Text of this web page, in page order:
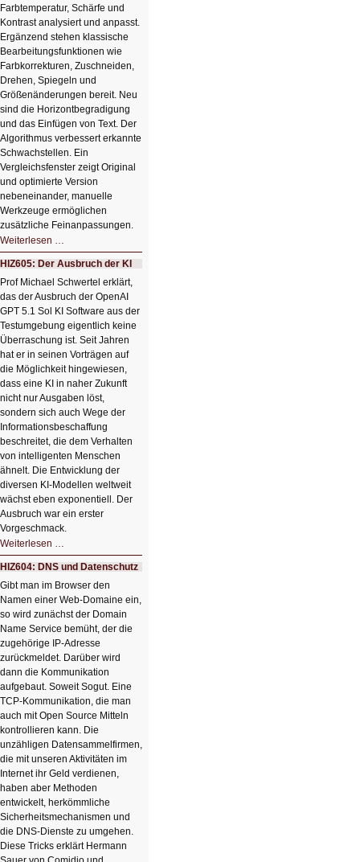
Farbtemperatur, Schärfe und
Kontrast analysiert und anpasst.
Ergänzend stehen klassische
Bearbeitungsfunktionen wie
Farbkorrekturen, Zuschneiden,
Drehen, Spiegeln und
Größenänderungen bereit. Neu
sind die Horizontbegradigung
und das Einfügen von Text. Der
Algorithmus verbessert erkannte
Schwachstellen. Ein
Vergleichsfenster zeigt Original
und optimierte Version
nebeneinander, manuelle
Werkzeuge ermöglichen
zusätzliche Feinanpassungen.
Weiterlesen …
Bildverschönerung
mit
einem
Klick
HIZ606:
Bildverschönerung
mit
einem
Klick
HIZ605: Der Ausbruch der KI
Prof Michael Schwertel erklärt,
das der Ausbruch der OpenAI
GPT 5.1 Sol KI Software aus der
Testumgebung eigentlich keine
Überraschung ist. Seit Jahren
hat er in seinen Vorträgen auf
die Möglichkeit hingewiesen,
dass eine KI in naher Zukunft
nicht nur Ausgaben löst,
sondern sich auch Wege der
Informationsbeschaffung
beschreitet, die dem Verhalten
von intelligenten Menschen
ähnelt. Die Entwicklung der
diversen KI-Modellen weltweit
wächst eben exponentiell. Der
Ausbruch war ein erster
Vorgeschmack.
Weiterlesen …
Der
Ausbruch
der
KI
HIZ604: DNS und Datenschutz
Gibt man im Browser den
Namen einer Web-Domaine ein,
so wird zunächst der Domain
Name Service bemüht, der die
zugehörige IP-Adresse
zurückmeldet. Darüber wird
dann die Kommunikation
aufgebaut. Soweit Sogut. Eine
TCP-Kommunikation, die man
auch mit Open Source Mitteln
kontrollieren kann. Die
unzähligen Datensammelfirmen,
die mit unseren Aktivitäten im
Internet ihr Geld verdienen,
haben aber Methoden
entwickelt, herkömmliche
Sicherheitsmechanismen und
die DNS-Dienste zu umgehen.
Diese Tricks erklärt Hermann